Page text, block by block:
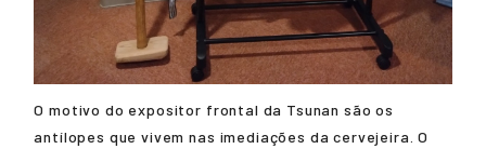
O motivo do expositor frontal da Tsunan são os
antílopes que vivem nas imediações da cervejeira. O